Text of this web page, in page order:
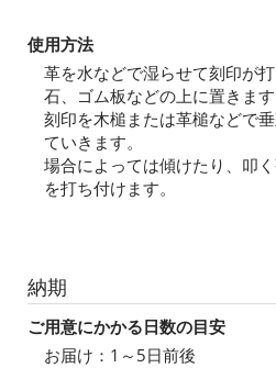
使用方法
革を水などで湿らせて刻印が
石、ゴム板などの上に置きます
刻印を木槌または革槌などで
ていきます。
場合によっては傾けたり、叩
を打ち付けます。
納期
ご用意にかかる日数の目安
お届け：1～5日前後